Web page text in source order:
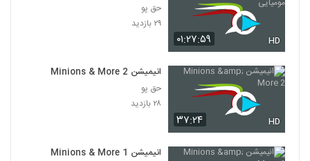
۰۱:۲۷:۵۹ HD
حق پو
۲۹ بازدید
۳۷:۲۴ HD
انیمیشن Minions & More 2
حق پو
۲۸ بازدید
انیمیشن Minions & More 1